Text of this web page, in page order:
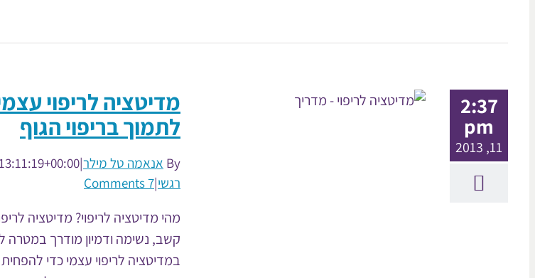
2:37
pm
11, 2013
מדיטציה לריפוי
לתמוך בריפוי הגוף
By אנאמה טל מילר|
רגשי|
7 Comments
מהי מדיטציה לריפוי? מדיטציה
קשב, נשימה ודמיון מודרך במטרה
במדיטציה לריפוי עצמי כדי